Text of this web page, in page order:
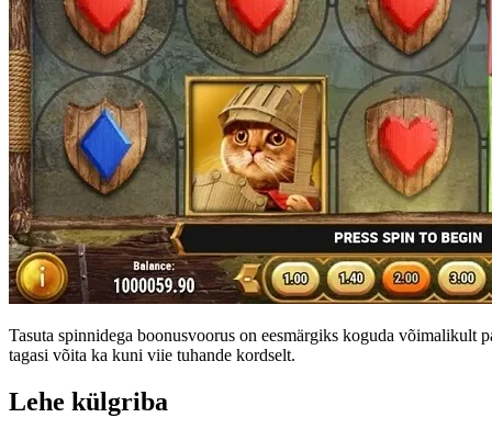
Tasuta spinnidega boonusvoorus on eesmärgiks koguda võimalikult
tagasi võita ka kuni viie tuhande kordselt.
Lehe külgriba